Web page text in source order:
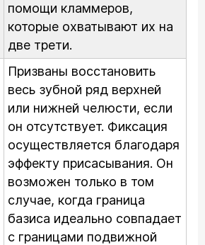
помощи кламмеров,
которые охватывают их на
две трети.
Призваны восстановить
весь зубной ряд верхней
или нижней челюсти, если
он отсутствует. Фиксация
осуществляется благодаря
эффекту присасывания. Он
возможен только в том
случае, когда граница
базиса идеально совпадает
с границами подвижной